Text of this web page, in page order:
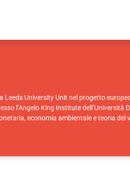
University Unit nel progetto
l’Angelo King Institute dell’Università
economia ambientale e teoria del